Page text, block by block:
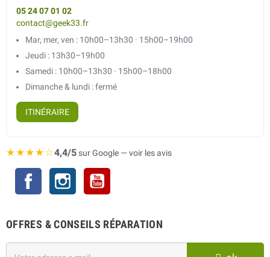
05 24 07 01 02
contact@geek33.fr
Mar, mer, ven : 10h00–13h30 · 15h00–19h00
Jeudi : 13h30–19h00
Samedi : 10h00–13h30 · 15h00–18h00
Dimanche & lundi : fermé
ITINÉRAIRE
★★★★☆4,4/5sur Google — voir les avis
Facebook Instagram
OFFRES & CONSEILS RÉPARATION